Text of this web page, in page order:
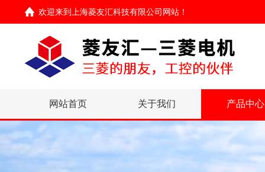
欢迎来到 上海菱友汇科技有限公司网站 ！
网站首页 关于我们 产品中心